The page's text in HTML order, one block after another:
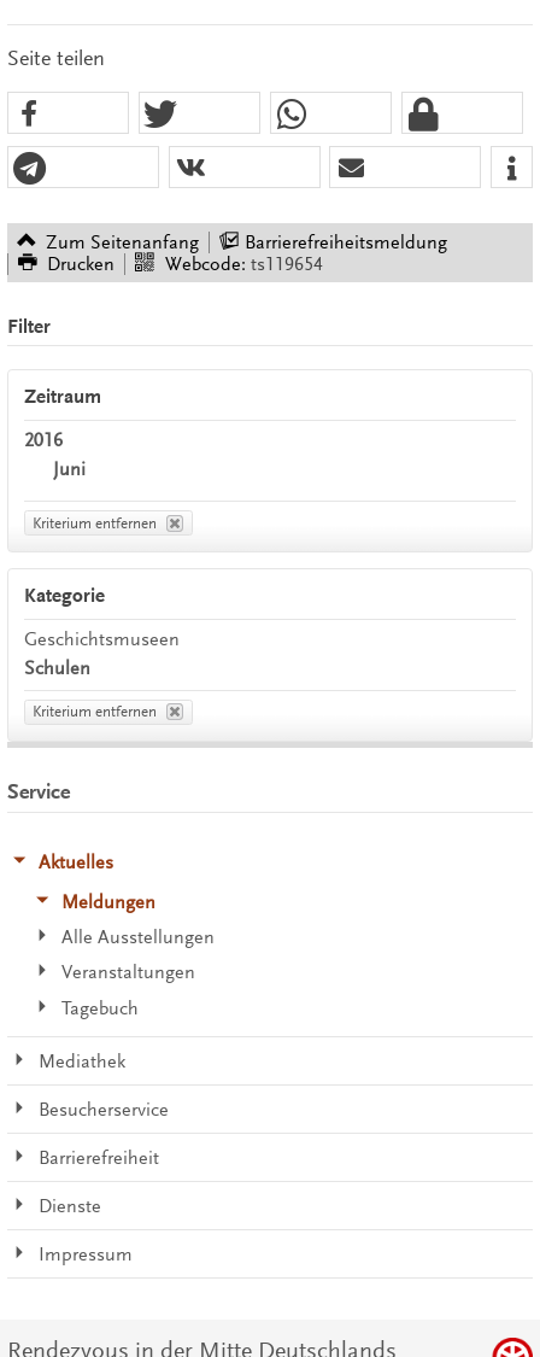
Seite teilen
Zum Seitenanfang
Barrierefreiheitsmeldung
Drucken
Webcode: ts119654
Filter
Zeitraum
2016
Juni
Kriterium entfernen
Kategorie
Geschichtsmuseen
Schulen
Kriterium entfernen
Service
Aktuelles
Meldungen
Alle Ausstellungen
Veranstaltungen
Tagebuch
Mediathek
Besucherservice
Barrierefreiheit
Dienste
Impressum
Rendezvous in der Mitte Deutschlands